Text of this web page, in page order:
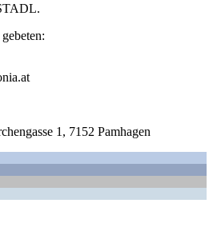
1, 7152 Pamhagen